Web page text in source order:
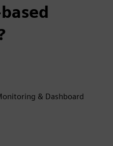
& Dashboard